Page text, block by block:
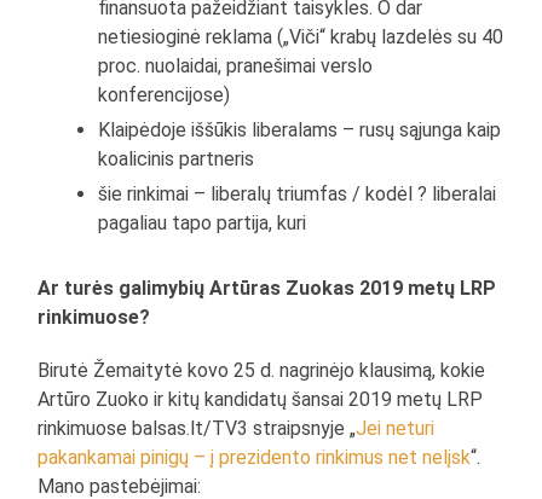
finansuota pažeidžiant taisykles. O dar
netiesioginė reklama („Viči“ krabų lazdelės su 40
proc. nuolaidai, pranešimai verslo
konferencijose)
Klaipėdoje iššūkis liberalams – rusų sąjunga kaip
koalicinis partneris
šie rinkimai – liberalų triumfas / kodėl ? liberalai
pagaliau tapo partija, kuri
Ar turės galimybių Artūras Zuokas 2019 metų LRP
rinkimuose?
Birutė Žemaitytė kovo 25 d. nagrinėjo klausimą, kokie
Artūro Zuoko ir kitų kandidatų šansai 2019 metų LRP
rinkimuose balsas.lt/TV3 straipsnyje „Jei neturi
pakankamai pinigų – į prezidento rinkimus net nelįsk“.
Mano pastebėjimai: